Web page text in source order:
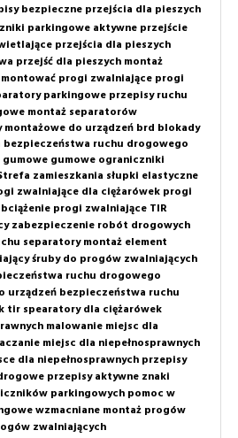
bezpieczne przejścia dla pieszych
parkingowe aktywne przejście
przejścia dla pieszych
przejść dla pieszych montaż
progi zwalniające progi
parkingowe przepisy ruchu
montaż separatorów
montażowe do urządzeń brd blokady
bezpieczeństwa ruchu drogowego
gumowe ograniczniki
zamieszkania słupki elastyczne
zwalniające dla ciężarówek progi
progi zwalniające TIR
zabezpieczenie robót drogowych
separatory montaż element
śruby do progów zwalniających
ruchu drogowego
urządzeń bezpieczeństwa ruchu
tirspearatory dla ciężarówek
malowanie miejsc dla
miejsc dla niepełnosprawnych
dla niepełnosprawnych przepisy
przepisyaktywne znaki
parkingowych pomoc w
wzmacniane montaż progów
zwalniających